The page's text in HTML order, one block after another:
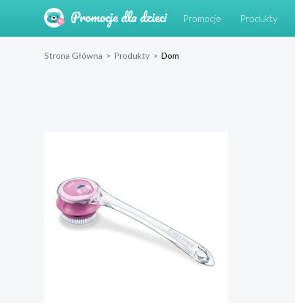
Promocje Produkty
Strona Główna > Produkty > Dom